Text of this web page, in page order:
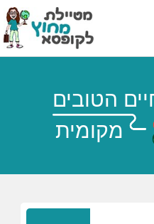
הטובים
מקומית